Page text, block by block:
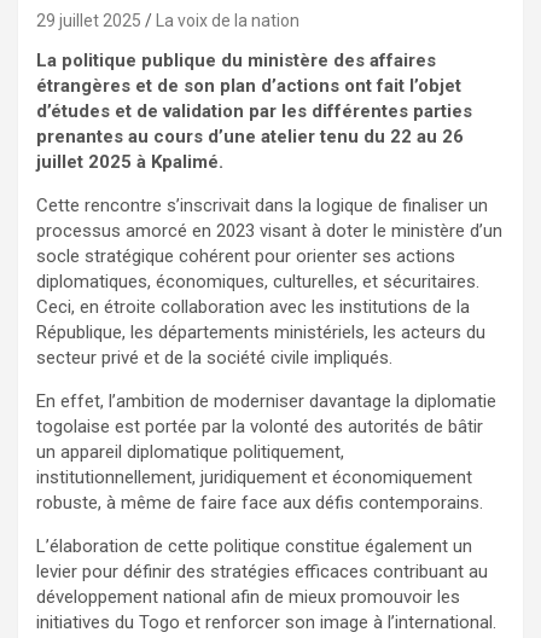
29 juillet 2025 La voix de la nation
La politique publique du ministère des affaires
étrangères et de son plan d’actions ont fait l’objet
d’études et de validation par les différentes parties
prenantes au cours d’une atelier tenu du 22 au 26
juillet 2025 à Kpalimé.
Cette rencontre s’inscrivait dans la logique de finaliser un
processus amorcé en 2023 visant à doter le ministère d’un
socle stratégique cohérent pour orienter ses actions
diplomatiques, économiques, culturelles, et sécuritaires.
Ceci, en étroite collaboration avec les institutions de la
République, les départements ministériels, les acteurs du
secteur privé et de la société civile impliqués.
En effet, l’ambition de moderniser davantage la diplomatie
togolaise est portée par la volonté des autorités de bâtir
un appareil diplomatique politiquement,
institutionnellement, juridiquement et économiquement
robuste, à même de faire face aux défis contemporains.
L’élaboration de cette politique constitue également un
levier pour définir des stratégies efficaces contribuant au
développement national afin de mieux promouvoir les
initiatives du Togo et renforcer son image à l’international.